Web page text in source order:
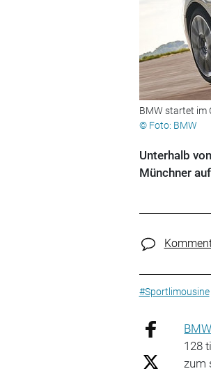
BMW startet im
© Foto: BMW
Unterhalb
Münchner
#Sportlimousine
BMW
128
zum